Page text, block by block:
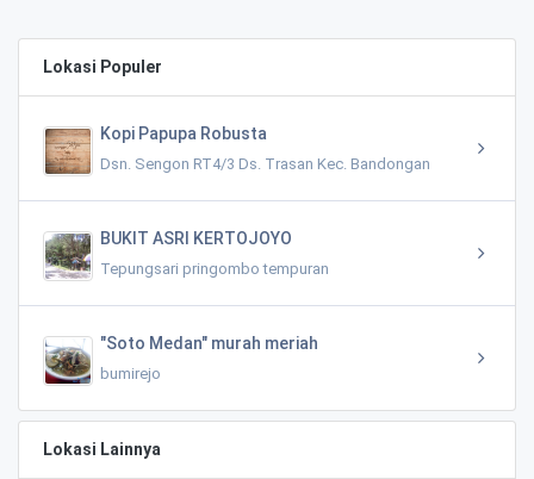
Lokasi Populer
Kopi Papupa Robusta
Dsn. Sengon RT4/3 Ds. Trasan Kec. Bandongan
BUKIT ASRI KERTOJOYO
Tepungsari pringombo tempuran
"Soto Medan" murah meriah
bumirejo
Lokasi Lainnya